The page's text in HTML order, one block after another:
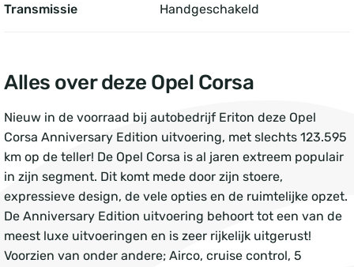
Transmissie Handgeschakeld
Alles over deze Opel Corsa
Nieuw in de voorraad bij autobedrijf Eriton deze Opel
Corsa Anniversary Edition uitvoering, met slechts 123.595
km op de teller! De Opel Corsa is al jaren extreem populair
in zijn segment. Dit komt mede door zijn stoere,
expressieve design, de vele opties en de ruimtelijke opzet.
De Anniversary Edition uitvoering behoort tot een van de
meest luxe uitvoeringen en is zeer rijkelijk uitgerust!
Voorzien van onder andere; Airco, cruise control, 5